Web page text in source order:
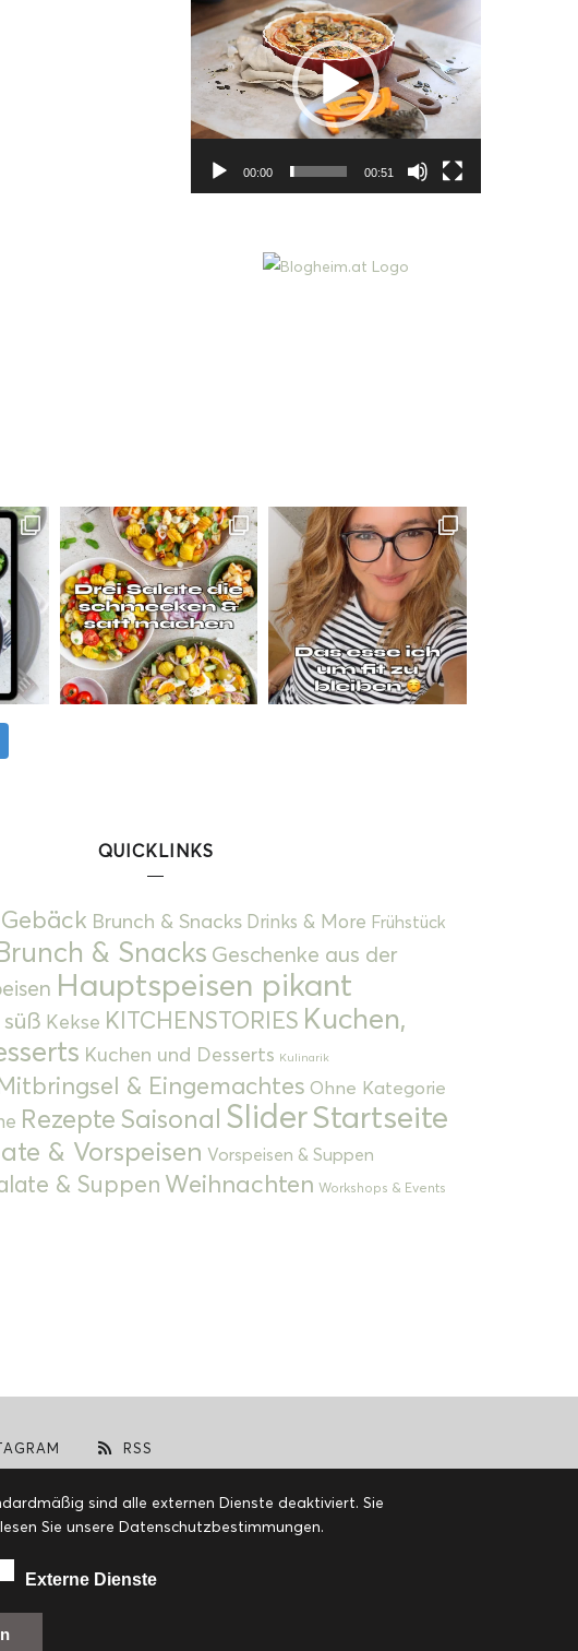
Player
00:00 00:51
QUICKLINKS
Brunch & Snacks Drinks & More Frühstück
& Snacks Geschenke aus der
Hauptspeisen pikant
Kekse KITCHENSTORIES Kuchen,
Kuchen und Desserts Kulinarik
& Eingemachtes Ohne Kategorie
Rezepte Saisonal SliderStartseite
& Vorspeisen Vorspeisen & Suppen
& Suppen Weihnachten Workshops & Events
RSS
sind alle externen Dienste deaktiviert. Sie
Sie unsere Datenschutzbestimmungen.
Externe Dienste